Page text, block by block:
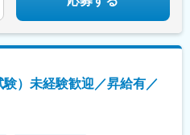
竹下駅、小森江駅、甘木駅(西鉄線)、
ンター南駅、北四番丁駅、稲永駅、
駅、茅野駅、本山駅(愛知県)、さが
橋駅、群馬藤岡駅、本庄駅、垂井
ノ尾駅、大波止駅、喜々津駅、国母
）未経験歓迎／昇給有／